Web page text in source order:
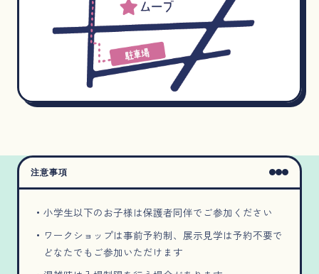
注意事項
小学生以下のお子様は保護者同伴でご参加ください
ワークショップは事前予約制、展示見学は予約不要で
どなたでもご参加いただけます